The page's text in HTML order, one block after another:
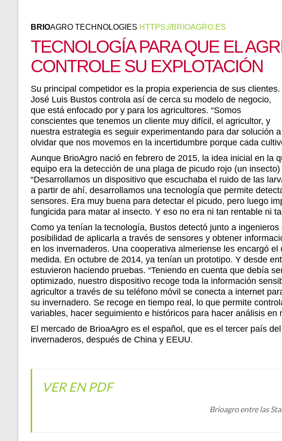
BRIOAGRO TECHNOLOGIES HTTPS://BRIOAGRO.ES
TECNOLOGÍA PARA QUE EL
CONTROLE SU EXPLOTACIÓN
Su principal competidor es la propia experiencia de sus clientes.
José Luis Bustos controla así de cerca su modelo de negocio,
que está enfocado por y para los agricultores. “Somos
conscientes que tenemos un cliente muy difícil, el agricultor, y
nuestra estrategia es seguir experimentando para dar solución
olvidar que nos movemos en la incertidumbre porque cada
Aunque BrioAgro nació en febrero de 2015, la idea inicial en la
equipo era la detección de una plaga de picudo rojo (un
“Desarrollamos un dispositivo que escuchaba el ruido de las
a partir de ahí, desarrollamos una tecnología que permite
sensores. Era muy buena para detectar el picudo, pero luego
fungicida para matar al insecto. Y eso no era ni tan rentable ni
Como ya tenían la tecnología, Bustos detectó junto a
posibilidad de aplicarla a través de sensores y obtener
en los invernaderos. Una cooperativa almeriense les encargó
medida. En octubre de 2014, ya tenían un prototipo. Y desde
estuvieron haciendo pruebas. “Teniendo en cuenta que debía
optimizado, nuestro dispositivo recoge toda la información
agricultor a través de su teléfono móvil se conecta a internet
su invernadero. Se recoge en tiempo real, lo que permite
variables, hacer seguimiento e históricos para hacer análisis en
El mercado de BrioaAgro es el español, que es el tercer país
invernaderos, después de China y EEUU.
VER EN PDF
Brioagro entre las